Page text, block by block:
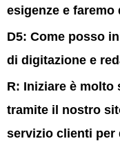
esigenze e
D5: Come posso
di digitazione e
R: Iniziare è molto
tramite il nostro
servizio clienti per